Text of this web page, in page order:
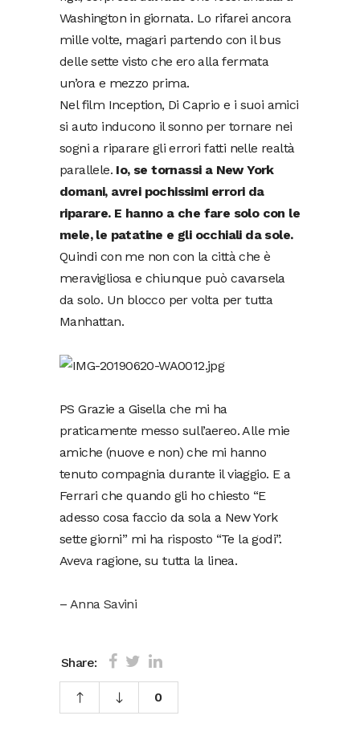
Washington in giornata. Lo rifarei ancora
mille volte, magari partendo con il bus
delle sette visto che ero alla fermata
un’ora e mezzo prima.
Nel film Inception, Di Caprio e i suoi amici
si auto inducono il sonno per tornare nei
sogni a riparare gli errori fatti nelle realtà
parallele. Io, se tornassi a New York
domani, avrei pochissimi errori da
riparare. E hanno a che fare solo con le
mele, le patatine e gli occhiali da sole.
Quindi con me non con la città che è
meravigliosa e chiunque può cavarsela
da solo. Un blocco per volta per tutta
Manhattan.
PS Grazie a Gisella che mi ha
praticamente messo sull’aereo. Alle mie
amiche (nuove e non) che mi hanno
tenuto compagnia durante il viaggio. E a
Ferrari che quando gli ho chiesto “E
adesso cosa faccio da sola a New York
sette giorni” mi ha risposto “Te la godi”.
Aveva ragione, su tutta la linea.
– Anna Savini
Share:
0